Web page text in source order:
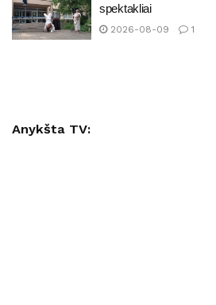
spektakliai
2026-08-09 1
Anykšta TV: